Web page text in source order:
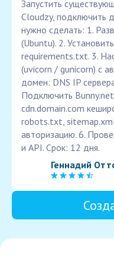
Запустить
Cloudzy, подключить
нужно сделать: 1.
(Ubuntu). 2.
requirements.txt. 3.
(uvicorn / gunicorn) с
домен: DNS IP
Подключить
cdn.domain.com
robots.txt,
авторизацию. 6.
и API. Срок: 12 дня.
Геннадий